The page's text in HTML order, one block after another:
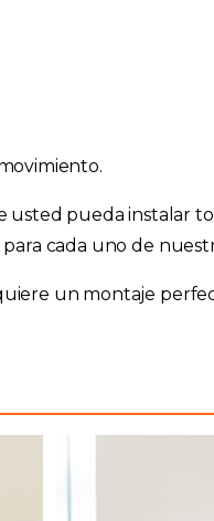
pueda instalar
cada uno de
un montaje